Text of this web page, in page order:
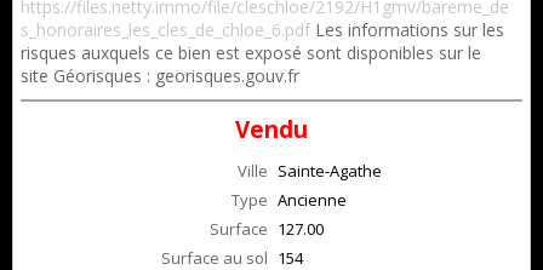
https://files.netty.immo/file/cleschloe/2192/H1gmv/bareme_de
s_honoraires_les_cles_de_chloe_6.pdfLes informations sur les
risques auxquels ce bien est exposé sont disponibles sur le
site Géorisques : georisques.gouv.fr
Vendu
Ville Sainte-Agathe
Type Ancienne
Surface 127.00
Surface au sol 154